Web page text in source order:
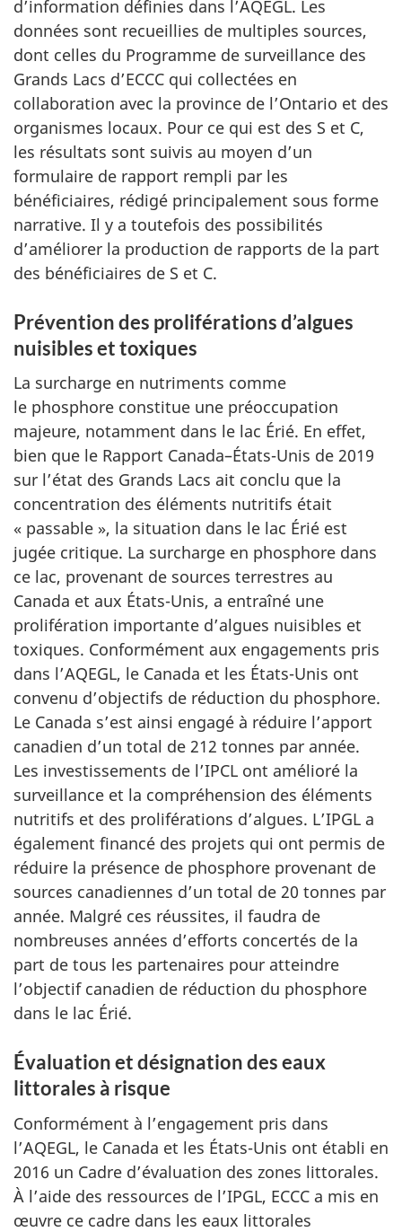
d’information définies dans l’AQEGL. Les
données sont recueillies de multiples sources,
dont celles du Programme de surveillance des
Grands Lacs d’ECCC qui collectées en
collaboration avec la province de l’Ontario et des
organismes locaux. Pour ce qui est des S et C,
les résultats sont suivis au moyen d’un
formulaire de rapport rempli par les
bénéficiaires, rédigé principalement sous forme
narrative. Il y a toutefois des possibilités
d’améliorer la production de rapports de la part
des bénéficiaires de S et C.
Prévention des proliférations d’algues
nuisibles et toxiques
La surcharge en nutriments comme
le phosphore constitue une préoccupation
majeure, notamment dans le lac Érié. En effet,
bien que le Rapport Canada–États-Unis de 2019
sur l’état des Grands Lacs ait conclu que la
concentration des éléments nutritifs était
« passable », la situation dans le lac Érié est
jugée critique. La surcharge en phosphore dans
ce lac, provenant de sources terrestres au
Canada et aux États-Unis, a entraîné une
prolifération importante d’algues nuisibles et
toxiques. Conformément aux engagements pris
dans l’AQEGL, le Canada et les États-Unis ont
convenu d’objectifs de réduction du phosphore.
Le Canada s’est ainsi engagé à réduire l’apport
canadien d’un total de 212 tonnes par année.
Les investissements de l’IPCL ont amélioré la
surveillance et la compréhension des éléments
nutritifs et des proliférations d’algues. L’IPGL a
également financé des projets qui ont permis de
réduire la présence de phosphore provenant de
sources canadiennes d’un total de 20 tonnes par
année. Malgré ces réussites, il faudra de
nombreuses années d’efforts concertés de la
part de tous les partenaires pour atteindre
l’objectif canadien de réduction du phosphore
dans le lac Érié.
Évaluation et désignation des eaux
littorales à risque
Conformément à l’engagement pris dans
l’AQEGL, le Canada et les États-Unis ont établi en
2016 un Cadre d’évaluation des zones littorales.
À l’aide des ressources de l’IPGL, ECCC a mis en
œuvre ce cadre dans les eaux littorales